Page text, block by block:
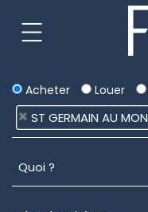
Acheter Louer
ST GERMAIN AU